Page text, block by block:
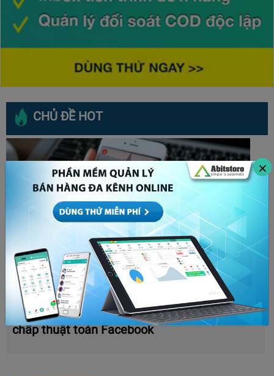
×
CHỦ ĐỀ HOT
Bóp tương tác là gì? Cách để x5 tương tác bất
chấp thuật toán Facebook